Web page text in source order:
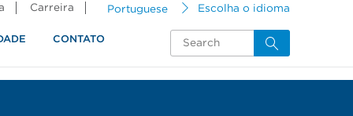
Portuguese Escolha o idioma
Carreira
CONTATO